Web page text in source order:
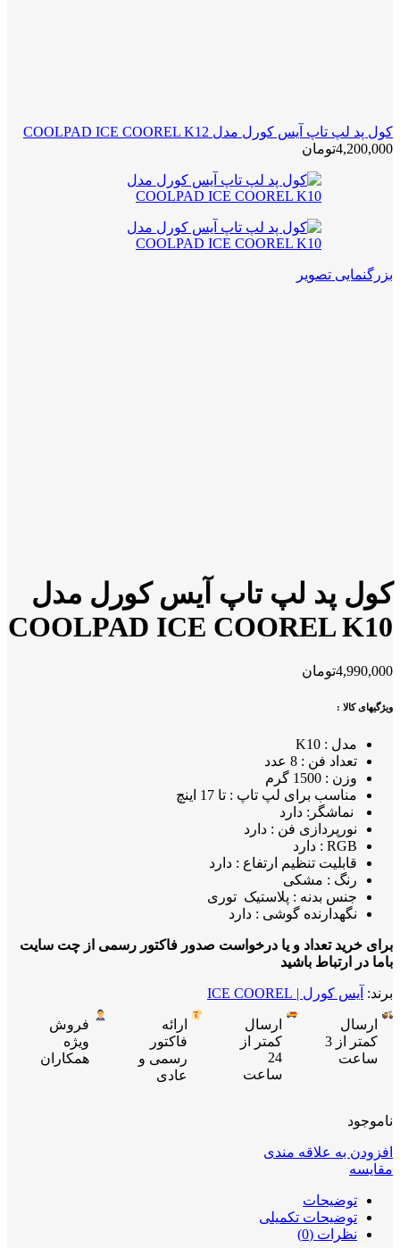
کول پد لپ تاپ آیس کورل مدل COOLPAD ICE COOREL K12
4,200,000تومان
بزرگنمایی تصویر
کول پد لپ تاپ آیس کورل مدل
COOLPAD ICE COOREL K10
4,990,000تومان
ویژگیهای کالا :
مدل : K10
تعداد فن : 8 عدد
وزن : 1500 گرم
مناسب برای لپ تاپ : تا 17 اینچ
نماشگر: دارد
نورپردازی فن : دارد
RGB : دارد
قابلیت تنظیم ارتفاع : دارد
رنگ : مشکی
جنس بدنه : پلاستیک توری
نگهدارنده گوشی : دارد
برای خرید تعداد و یا درخواست صدور فاکتور رسمی از چت سایت
باما در ارتباط باشید
برند: آیس کورل | ICE COOREL
ارسال
کمتر از 3
ساعت
ارسال
کمتر از
24
ساعت
ارائه
فاکتور
رسمی و
عادی
فروش
ویژه
همکاران
ناموجود
افزودن به علاقه مندی
مقایسه
توضیحات
توضیحات تکمیلی
نظرات (0)